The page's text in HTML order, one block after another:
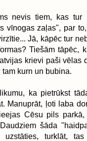
nevis tiem, kas
vīnogas zaļas", par
Jā, kāpēc tur
Tiešām tāpēc,
krievi paši vēlas
kurn un bubina.
ka pietrūkst
Manuprāt, ļoti laba
Cēsu pils
šāda
turklāt,